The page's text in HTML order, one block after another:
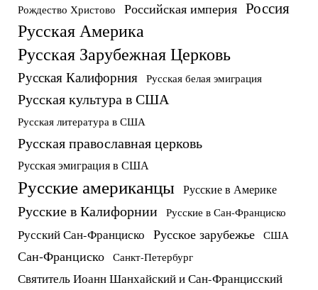
Рождество Христово Российская империя Россия
Русская Америка
Русская Зарубежная Церковь
Русская Калифорния Русская белая эмиграция
Русская культура в США
Русская литература в США
Русская православная церковь
Русская эмиграция в США
Русские американцы Русские в Америке
Русские в Калифорнии Русские в Сан-Франциско
Русский Сан-Франциско Русское зарубежье США
Сан-Франциско Санкт-Петербург
Святитель Иоанн Шанхайский и Сан-Францисский